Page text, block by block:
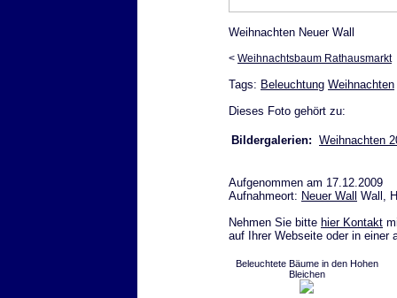
Weihnachten Neuer Wall
< Weihnachtsbaum Rathausmarkt
Tags: Beleuchtung Weihnachten
Dieses Foto gehört zu:
Bildergalerien: Weihnachten
Aufgenommen am 17.12.2009
Aufnahmeort: Neuer Wall Wall,
Nehmen Sie bitte hier Kontakt
auf Ihrer Webseite oder in einer
Beleuchtete Bäume in den Hohen
Bleichen